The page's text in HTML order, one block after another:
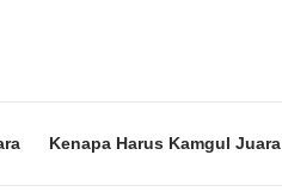
Kenapa Harus Kamgul Juara